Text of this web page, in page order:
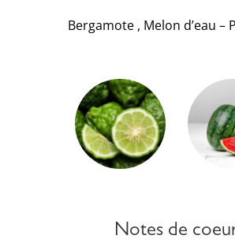
Bergamote , Melon d’eau –
Notes de